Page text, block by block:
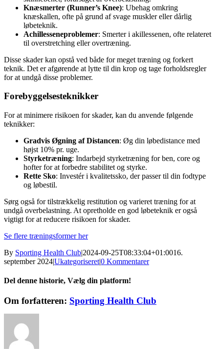
Knæsmerter (Runner’s Knee): Ubehag omkring
knæskallen, ofte på grund af svage muskler eller dårlig
løbeteknik.
Achillesseneproblemer: Smerter i akillessenen, ofte relateret
til overstretching eller overtræning.
Disse skader kan opstå ved både for meget træning og forkert
teknik. Det er afgørende at lytte til din krop og tage forholdsregler
for at undgå disse problemer.
Forebyggelsesteknikker
For at minimere risikoen for skader, kan du anvende følgende
teknikker:
Gradvis Øgning af Distancen: Øg din løbedistance med
højst 10% pr. uge.
Styrketræning: Indarbejd styrketræning for ben, core og
hofter for at forbedre stabilitet og styrke.
Rette Sko: Investér i kvalitetssko, der passer til din fodtype
og løbestil.
Sørg også for tilstrækkelig restitution og varieret træning for at
undgå overbelastning. At opretholde en god løbeteknik er også
vigtigt for at reducere risikoen for skader.
Se flere træningsformer her
By Sporting Health Club|2024-09-25T08:33:04+01:0016.
september 2024|Ukategoriseret|0 Kommentarer
Del denne historie, Vælg din platform!
Facebook
X
Reddit
LinkedIn
WhatsApp
Telegram
Tumblr
Pinterest
Vk
Xing
E-
Om forfatteren: Sporting Health Club